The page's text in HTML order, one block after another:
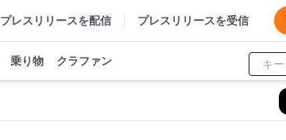
プレスリリースを配信 プレスリリースを受信
乗り物 クラファン